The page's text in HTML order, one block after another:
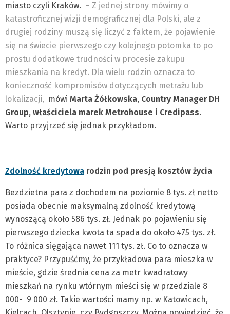
miasto czyli Kraków. – Z jednej strony mówimy o
katastroficznej wizji demograficznej dla Polski, ale z
drugiej rodziny muszą się liczyć z faktem, że pojawienie
się na świecie pierwszego czy kolejnego potomka to po
prostu dodatkowe trudności w procesie zakupu
mieszkania na kredyt. Dla wielu rodzin oznacza to
konieczność kompromisów dotyczących metrażu lub
lokalizacji, mówi Marta Żółkowska, Country Manager DH
Group, właściciela marek Metrohouse i Credipass.
Warto przyjrzeć się jednak przykładom.
Zdolność kredytowa rodzin pod presją kosztów życia
Bezdzietna para z dochodem na poziomie 8 tys. zł netto
posiada obecnie maksymalną zdolność kredytową
wynoszącą około 586 tys. zł. Jednak po pojawieniu się
pierwszego dziecka kwota ta spada do około 475 tys. zł.
To różnica sięgająca nawet 111 tys. zł. Co to oznacza w
praktyce? Przypuśćmy, że przykładowa para mieszka w
mieście, gdzie średnia cena za metr kwadratowy
mieszkań na rynku wtórnym mieści się w przedziale 8
000- 9 000 zł. Takie wartości mamy np. w Katowicach,